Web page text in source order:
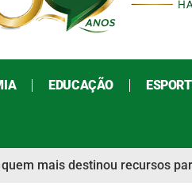
EDUCAÇÃO
mais destinou recursos